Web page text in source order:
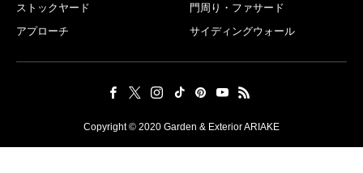
ストックヤード
門周り・ファサード
アプローチ
サイディングウォール
Copyright © 2020 Garden & Exterior ARIAKE